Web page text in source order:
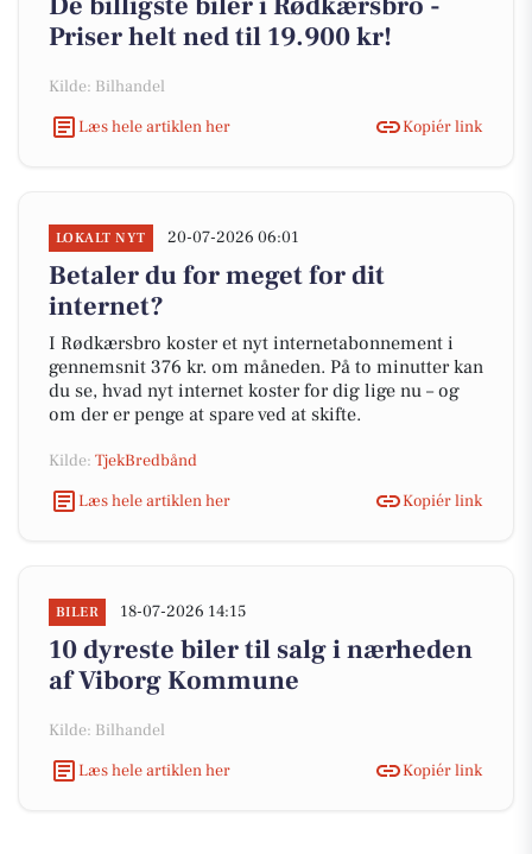
Priser helt ned til 19.900 kr!
Kilde: Bilhandel
Læs hele artiklen her
Kopiér link
LOKALT NYT 20-07-2026 06:01
Betaler du for meget for dit
internet?
I Rødkærsbro koster et nyt internetabonnement i
gennemsnit 376 kr. om måneden. På to minutter kan
du se, hvad nyt internet koster for dig lige nu – og
om der er penge at spare ved at skifte.
Kilde: TjekBredbånd
Læs hele artiklen her
Kopiér link
BILER 18-07-2026 14:15
10 dyreste biler til salg i nærheden
af Viborg Kommune
Kilde: Bilhandel
Læs hele artiklen her
Kopiér link